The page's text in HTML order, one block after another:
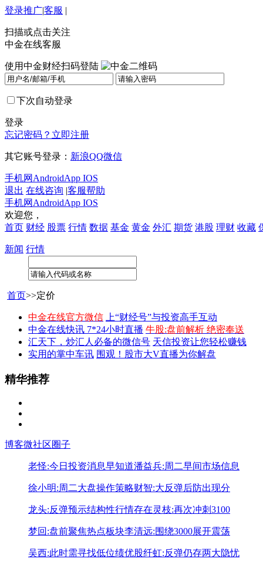
登录推广|客服 |
扫描或点击关注
中金在线客服
使用中金财经扫码登陆
下次自动登录
登录
忘记密码？ 立即注册
其它账号登录： 新浪QQ微信
手机网 AndroidApp IOS
退出 在线咨询 |客服帮助
手机网 AndroidApp IOS
欢迎您，
首页 财经 股票 行情 数据 基金 黄金 外汇 期货 港股 理财 收藏
新闻 行情
首页>>定价
中金在线官方微信
上“财经号”与投资高手互动
中金在线快讯 7*24小时直播 牛股:盘前解析 绝密奉送
汇天下，炒汇人必备的微信号 天信投资让您轻松赚钱
实用的掌中车讯 围观！股市大V直播为你解盘
精华推荐
博客微社区圈子
老怪:今日投资消息早知道潘益兵:周二早间市场信息
徐小明:周二大盘操作策略财智:大反弹后防出现分
龙头:反弹预示结构性行情存在灵枝:再次冲刺3100
梦回:盘前聚焦热点板块李清远:围绕3000展开震荡
吴西:此时需寻找低位绩优股纤虹:反弹仍存两大隐忧